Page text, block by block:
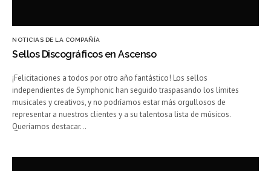
NOTICIAS DE LA COMPAÑÍA
Sellos Discográficos en Ascenso
¡Felicitaciones a todos por otro año fantástico! Los sellos
independientes de Symphonic han seguido traspasando los límites
musicales y creativos, y no podríamos estar más orgullosos de
representar a nuestros clientes y a su talentosa lista de músicos.
Queríamos destacar…